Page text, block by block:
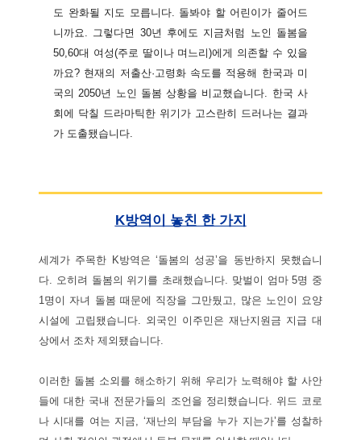
도 완화될 지도 모릅니다. 돌봐야 할 어린이가 줄어드
니까요. 그렇다면 30년 후에도 지금처럼 노인 돌봄을
50,60대 여성(주로 딸이나 며느리)에게 의존할 수 있을
까요? 현재의 저출산·고령화 속도를 적용해 한국과 미
국의 2050년 노인 돌봄 상황을 비교했습니다. 한국 사
회에 닥칠 드라마틱한 위기가 고스란히 드러나는 결과
가 도출됐습니다.
K방역이 놓친 한 가지
세계가 주목한 K방역은 ‘돌봄의 성공’을 동반하지 못했습니
다. 오히려 돌봄의 위기를 초래했습니다. 맞벌이 엄마 5명 중
1명이 자녀 돌봄 때문에 직장을 그만뒀고, 많은 노인이 요양
시설에 고립됐습니다. 외국인 이주민은 재난지원금 지급 대
상에서 조차 제외됐습니다.
이러한 돌봄 소외를 해소하기 위해 우리가 노력해야 할 사안
들에 대한 국내 전문가들의 조언을 정리했습니다. 위드 코로
나 시대를 여는 지금, ‘재난의 부담을 누가 지는가’를 성찰하